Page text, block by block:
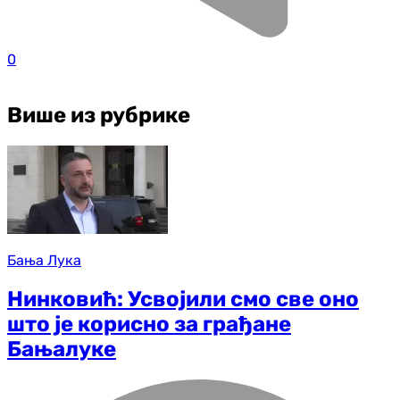
0
Више из рубрике
Бања Лука
Нинковић: Усвојили смо све оно
што је корисно за грађане
Бањалуке